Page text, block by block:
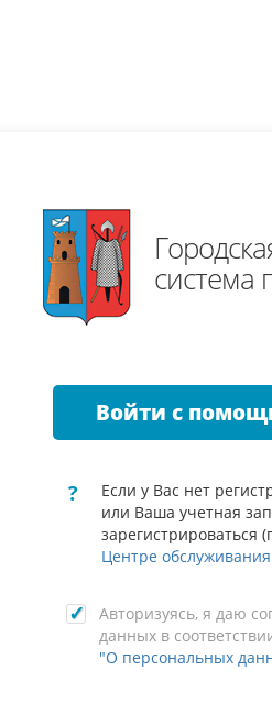
система
Войти с
?
Если у Вас нет
или Ваша учетная
зарегистрироваться
Центре
Авторизуясь, я даю
данных в
"О персональных